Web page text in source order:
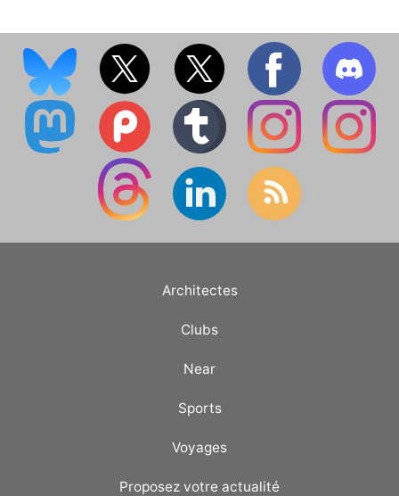
Architectes
Clubs
Near
Sports
Voyages
Proposez votre actualité